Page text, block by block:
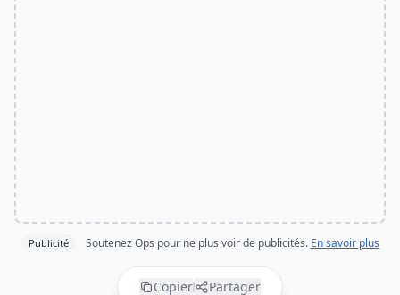
Publicité Soutenez Ops pour ne plus voir de publicités. En savoir plus
Copier Partager